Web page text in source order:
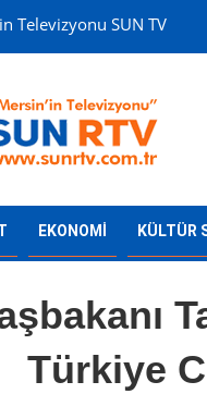
Televizyonu SUN TV
EKONOMİ KÜLTÜR
Türkiye